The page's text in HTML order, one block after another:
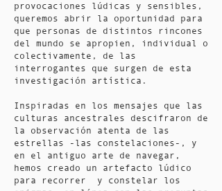
provocaciones lúdicas y sensibles,
queremos abrir la oportunidad para
que personas de distintos rincones
del mundo se apropien, individual o
colectivamente, de las
interrogantes que surgen de esta
investigación artística.
Inspiradas en los mensajes que las
culturas ancestrales descifraron de
la observación atenta de las
estrellas -las constelaciones-, y
en el antiguo arte de navegar,
hemos creado un artefacto lúdico
para recorrer y constelar los